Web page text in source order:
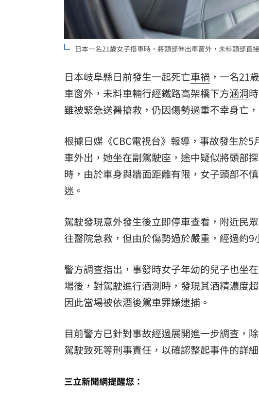
台彩父親節推新刮刮樂千萬頭獎超「爸」氣 12:00
「拍片人的多重宇宙」職涯論壇9/12登場！ 10:30
理想混蛋號召粉絲跨海追星吃美食！ 18:15
日本一名21歲女子搭車時，將頭部伸出車窗外，未料頭部直
日本岐阜縣日前發生一起死亡車禍 ，一名21
車窗外，未料車輛行經鐵路高架橋下方涵洞
雖被緊急送醫搶救，仍因傷勢過重不幸身亡
根據日媒《CBC電視台》報導，事故發生於
車外出，她坐在副駕駛座，途中疑似將頭部
時，由於車身與牆面距離有限，女子頭部不
迷。
駕駛發現意外發生後立即停車查看，附近民
往醫院急救，但由於傷勢過於嚴重，經過約9
警方調查指出，事發時女子年幼的兒子也坐
場後，對駕駛進行酒測時，發現其酒精濃度
因此當場被依酒後駕車罪嫌逮捕。
目前警方已針對事故經過展開進一步調查，
駕駛致死等刑事責任，以確認整起事件的詳
三立新聞網提醒您：